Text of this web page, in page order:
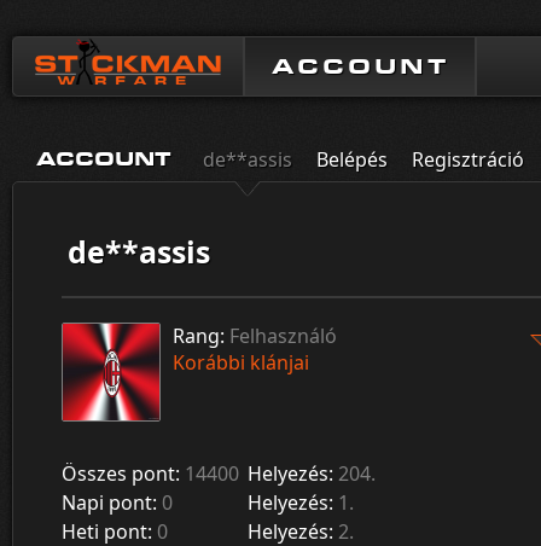
ACCOUNT
ACCOUNT de**assis Belépés Regisztráció
de**assis
Rang: Felhasználó
Korábbi klánjai
Összes pont: 14400 Helyezés: 204.
Napi pont: 0 Helyezés: 1.
Heti pont: 0 Helyezés: 2.